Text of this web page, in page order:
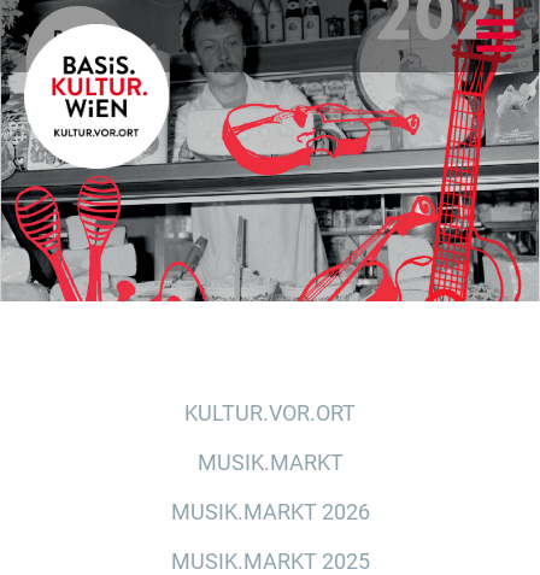
KULTUR.VOR.ORT
MUSIK.MARKT
MUSIK.MARKT 2026
MUSIK.MARKT 2025